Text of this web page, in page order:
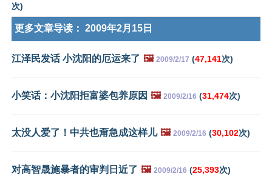
次)
更多文章导读： 2009年2月15日
江泽民发话 小沈阳的厄运来了 🖼️ 2009/2/17 (47,141次)
小笑话：小沈阳拒富婆包养原因 🖼️ 2009/2/16 (31,474次)
太没人爱了！中共也甭急成这样儿 🖼️ 2009/2/16 (30,102次)
对高智晟施暴者的审判日近了 🖼️ 2009/2/16 (25,393次)